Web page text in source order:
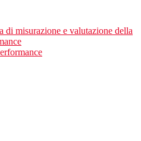
di misurazione e valutazione della